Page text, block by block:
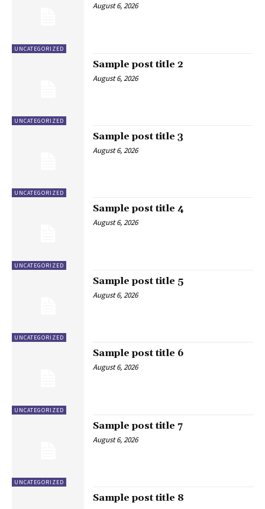
UNCATEGORIZED
August 6, 2026
UNCATEGORIZED
Sample post title 2
August 6, 2026
UNCATEGORIZED
Sample post title 3
August 6, 2026
UNCATEGORIZED
Sample post title 4
August 6, 2026
UNCATEGORIZED
Sample post title 5
August 6, 2026
UNCATEGORIZED
Sample post title 6
August 6, 2026
UNCATEGORIZED
Sample post title 7
August 6, 2026
Sample post title 8